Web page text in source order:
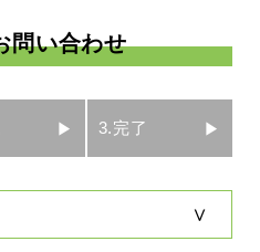
問い合わせ
3.完了